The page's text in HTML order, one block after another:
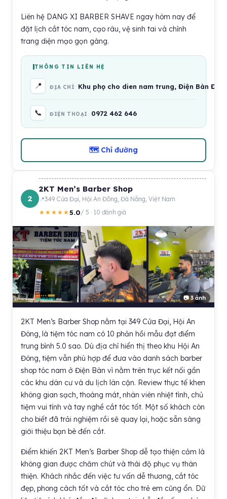
Liên hệ DANG XI BARBER SHAVE ngay hôm nay để
đặt lịch cắt tóc nam, cạo râu, vệ sinh tai và chỉnh
trang diện mạo gọn gàng.
THÔNG TIN LIÊN HỆ
📍 ĐỊA CHỈ Khu phọ cho dien nam trung, Điện Bàn
📞 ĐIỆN THOẠI 0972 462 646
🗺 Chỉ đường
2
2KT Men’s Barber Shop
349 Cửa Đại, Hội An Đông, Đà Nẵng, Việt Nam
★★★★★5.0/ 5 · 10 đánh giá
📷 3 ảnh
2KT Men’s Barber Shop nằm tại 349 Cửa Đại, Hội An
Đông, là tiệm tóc nam có 10 phản hồi mẫu đạt điểm
trung bình 5.0 sao. Dù địa chỉ hiển thị theo khu Hội An
Đông, tiệm vẫn phù hợp để đưa vào danh sách barber
shop tóc nam ở Điện Bàn vì nằm trên trục kết nối gần
các khu dân cư và du lịch lân cận. Review thực tế khen
không gian sạch, thoáng mát, nhân viên nhiệt tình, chủ
tiệm vui tính và tay nghề cắt tóc tốt. Một số khách còn
cho biết đã trải nghiệm rồi sẽ quay lại, hoặc sẵn sàng
giới thiệu bạn bè đến cắt.
Điểm khiến 2KT Men’s Barber Shop dễ tạo thiện cảm là
không gian được chăm chút và thái độ phục vụ thân
thiện. Khách nhắc đến việc tư vấn dễ thương, cắt tóc
đẹp, phong cách tốt và cắt tóc cho trẻ em cũng ổn. Dữ